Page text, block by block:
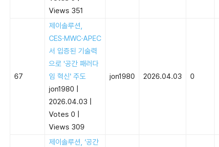
Views 351
67
제이솔루션,
CES·MWC·APEC
서 입증된 기술력
으로 '공간 패러다
임 혁신' 주도
jon1980
2026.04.03
Votes 0
Views 309
jon1980 2026.04.03 0
제이솔루션, ‘공간